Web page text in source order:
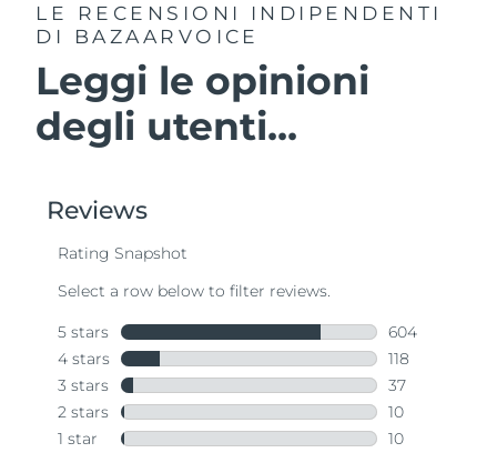
LE RECENSIONI INDIPENDENTI
DI BAZAARVOICE
Leggi le opinioni
degli utenti...